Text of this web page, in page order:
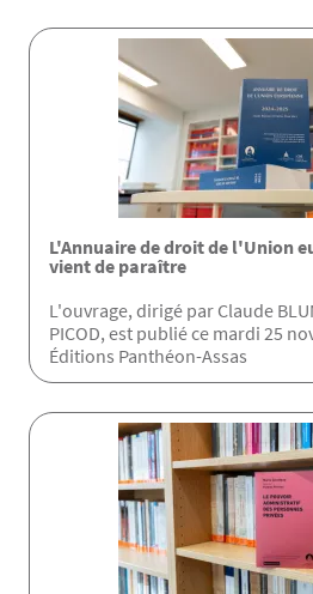
L'Annuaire de droit de l'Union
vient de paraître
L'ouvrage, dirigé par Claude
PICOD, est publié ce mardi 25
Éditions Panthéon-Assas